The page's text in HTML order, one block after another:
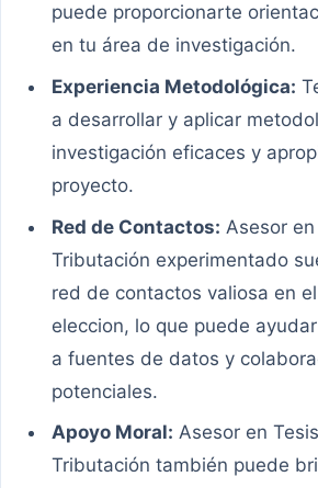
puede proporcionarte
en tu área de investigación.
Experiencia Metodológica:
a desarrollar y aplicar
investigación eficaces y
proyecto.
Red de Contactos: Asesor
Tributación experimentado
red de contactos valiosa en
eleccion, lo que puede
a fuentes de datos y
potenciales.
Apoyo Moral: Asesor en
Tributación también puede